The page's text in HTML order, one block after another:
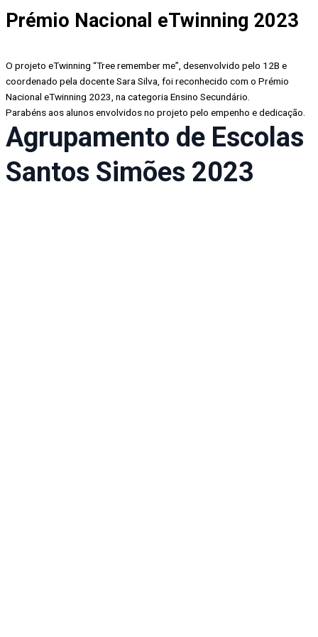
Prémio Nacional eTwinning 2023
O projeto eTwinning “Tree remember me”, desenvolvido pelo 12B e
coordenado pela docente Sara Silva, foi reconhecido com o Prémio
Nacional eTwinning 2023, na categoria Ensino Secundário.
Parabéns aos alunos envolvidos no projeto pelo empenho e dedicação.
Agrupamento de Escolas
Santos Simões 2023